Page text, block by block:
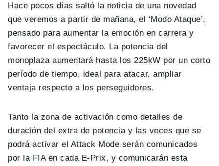
Hace pocos días saltó la noticia de una novedad
que veremos a partir de mañana, el ‘Modo Ataque’,
pensado para aumentar la emoción en carrera y
favorecer el espectáculo. La potencia del
monoplaza aumentará hasta los 225kW por un corto
período de tiempo, ideal para atacar, ampliar
ventaja respecto a los perseguidores.
Tanto la zona de activación como detalles de
duración del extra de potencia y las veces que se
podrá activar el Attack Mode serán comunicados
por la FIA en cada E-Prix, y comunicarán esta